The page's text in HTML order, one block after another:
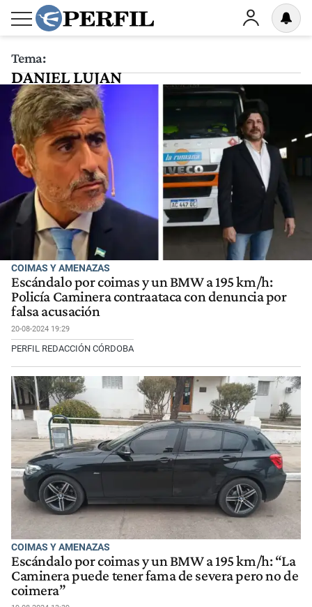
Tema:
DANIEL LUJAN
COIMAS Y AMENAZAS
Escándalo por coimas y un BMW a 195 km/h:
Policía Caminera contraataca con denuncia por
falsa acusación
20-08-2024 19:29
PERFIL REDACCIÓN CÓRDOBA
COIMAS Y AMENAZAS
Escándalo por coimas y un BMW a 195 km/h: “La
Caminera puede tener fama de severa pero no de
coimera”